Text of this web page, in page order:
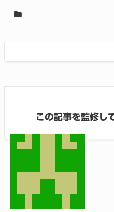
この記事を監修し